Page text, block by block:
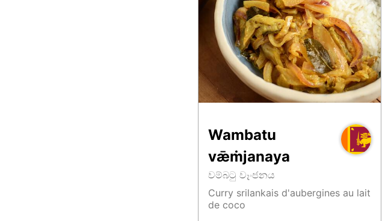
Wambatu
vǣṁjanaya
වම්බටු වෑංජනය
Curry srilankais d'aubergines au lait
de coco